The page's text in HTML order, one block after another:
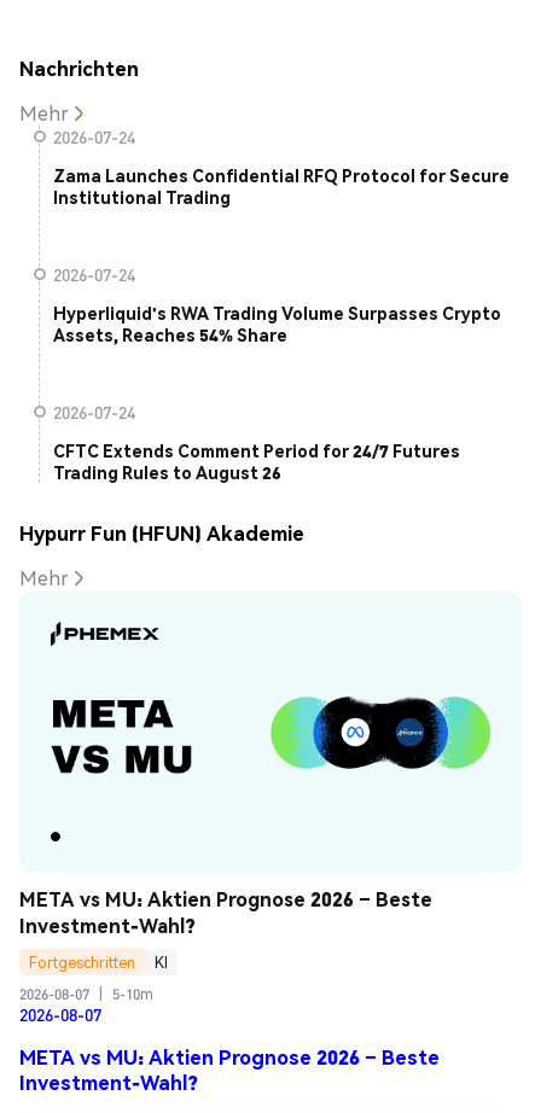
Nachrichten
Mehr
2026-07-24
Zama Launches Confidential RFQ Protocol for Secure
Institutional Trading
2026-07-24
Hyperliquid's RWA Trading Volume Surpasses Crypto
Assets, Reaches 54% Share
2026-07-24
CFTC Extends Comment Period for 24/7 Futures
Trading Rules to August 26
Hypurr Fun (HFUN) Akademie
Mehr
META vs MU: Aktien Prognose 2026 – Beste
Investment-Wahl?
Fortgeschritten
KI
2026-08-07
5-10m
2026-08-07
META vs MU: Aktien Prognose 2026 – Beste
Investment-Wahl?